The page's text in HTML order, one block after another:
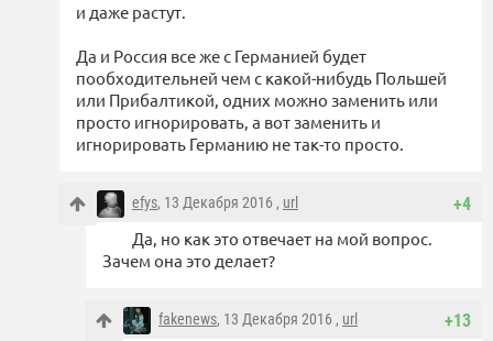
и даже растут.
Да и Россия все же с Германией будет
пообходительней чем с какой-нибудь Польшей
или Прибалтикой, одних можно заменить или
просто игнорировать, а вот заменить и
игнорировать Германию не так-то просто.
+4
efys, 13 Декабря 2016 , url
Да, но как это отвечает на мой вопрос.
Зачем она это делает?
+13
fakenews, 13 Декабря 2016 , url